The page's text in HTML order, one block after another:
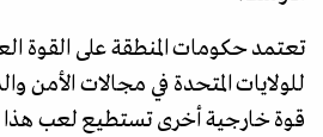
تعتمد حكومات المنطقة على القوة
للولايات المتحدة في مجالات الأمن
قوة خارجية أخرى تستطيع لعب هذا